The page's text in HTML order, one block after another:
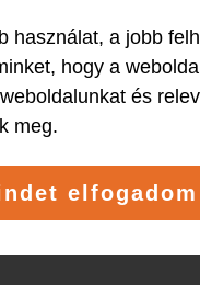
használat, a jobb
hogy a
és
meg.
elfogadom